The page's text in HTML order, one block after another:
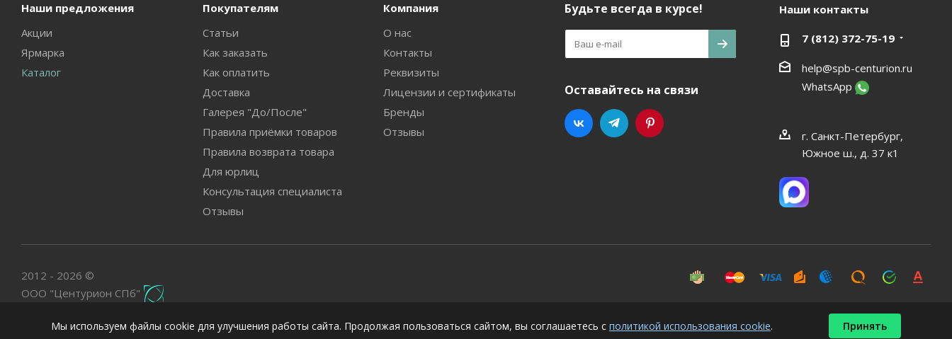
Наши предложения
Акции
Ярмарка
Каталог
Покупателям
Статьи
Как заказать
Как оплатить
Доставка
Галерея "До/После"
Правила приёмки товаров
Правила возврата товара
Для юрлиц
Консультация специалиста
Отзывы
Компания
О нас
Контакты
Реквизиты
Лицензии и сертификаты
Бренды
Отзывы
Будьте всегда в курсе!
Оставайтесь на связи
Наши контакты
7 (812) 372-75-19
help@spb-centurion.ru
WhatsApp
г. Санкт-Петербург,
Южное ш., д. 37 к1
2012 - 2026 ©
ООО "Центурион СПб"
Мы используем файлы cookie для улучшения работы сайта. Продолжая пользоваться сайтом, вы соглашаетесь с политикой использования cookie. Принять